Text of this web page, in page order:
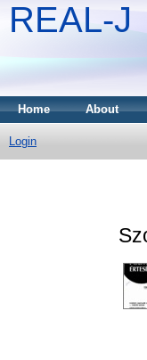
REAL-J
Home About
Login